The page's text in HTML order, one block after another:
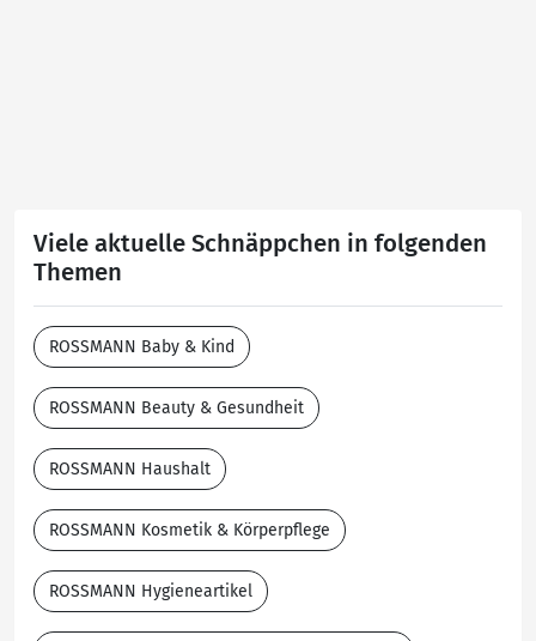
Viele aktuelle Schnäppchen in folgenden
Themen
ROSSMANN Baby & Kind
ROSSMANN Beauty & Gesundheit
ROSSMANN Haushalt
ROSSMANN Kosmetik & Körperpflege
ROSSMANN Hygieneartikel